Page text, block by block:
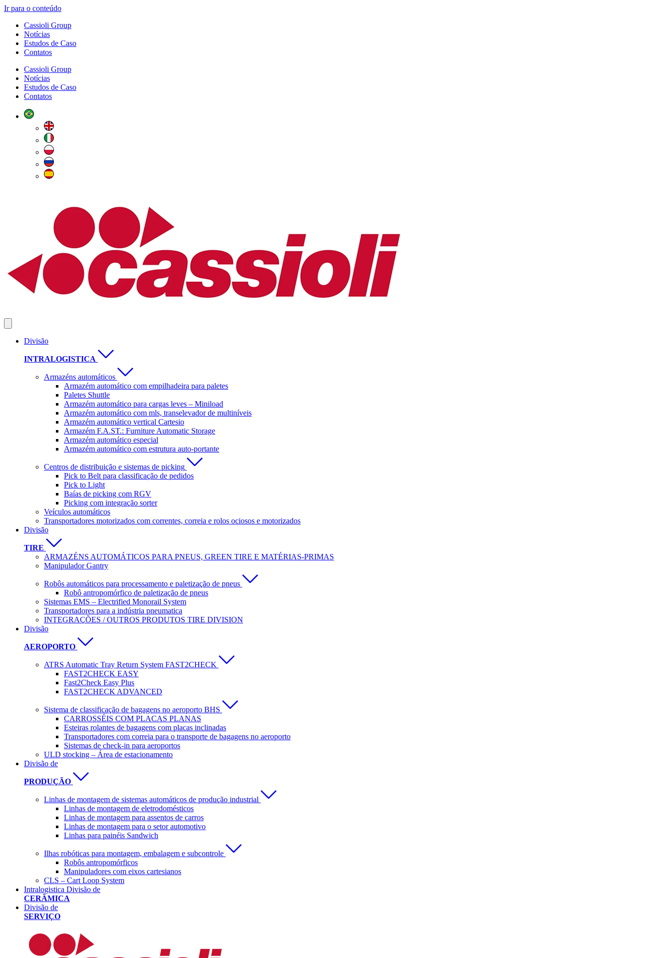
Ir para o conteúdo
Cassioli Group
Notícias
Estudos de Caso
Contatos
Cassioli Group
Notícias
Estudos de Caso
Contatos
Divisão
INTRALOGISTICA
Armazéns automáticos
Armazém automático com empilhadeira para paletes
Paletes Shuttle
Armazém automático para cargas leves – Miniload
Armazém automático com mls, transelevador de multiníveis
Armazém automático vertical Cartesio
Armazém F.A.ST.: Furniture Automatic Storage
Armazém automático especial
Armazém automático com estrutura auto-portante
Centros de distribuição e sistemas de picking
Pick to Belt para classificação de pedidos
Pick to Light
Baías de picking com RGV
Picking com integração sorter
Veículos automáticos
Transportadores motorizados com correntes, correia e rolos ociosos e motorizados
Divisão
TIRE
ARMAZÉNS AUTOMÁTICOS PARA PNEUS, GREEN TIRE E MATÉRIAS-PRIMAS
Manipulador Gantry
Robôs automáticos para processamento e paletização de pneus
Robô antropomórfico de paletização de pneus
Sistemas EMS – Electrified Monorail System
Transportadores para a indústria pneumatica
INTEGRAÇÕES / OUTROS PRODUTOS TIRE DIVISION
Divisão
AEROPORTO
ATRS Automatic Tray Return System FAST2CHECK
FAST2CHECK EASY
Fast2Check Easy Plus
FAST2CHECK ADVANCED
Sistema de classificação de bagagens no aeroporto BHS
CARROSSÉIS COM PLACAS PLANAS
Esteiras rolantes de bagagens com placas inclinadas
Transportadores com correia para o transporte de bagagens no aeroporto
Sistemas de check-in para aeroportos
ULD stocking – Área de estacionamento
Divisão de
PRODUÇÃO
Linhas de montagem de sistemas automáticos de produção industrial
Linhas de montagem de eletrodomésticos
Linhas de montagem para assentos de carros
Linhas de montagem para o setor automotivo
Linhas para painéis Sandwich
Ilhas robóticas para montagem, embalagem e subcontrole
Robôs antropomórficos
Manipuladores com eixos cartesianos
CLS – Cart Loop System
Intralogistica Divisão de
CERÂMICA
Divisão de
SERVIÇO